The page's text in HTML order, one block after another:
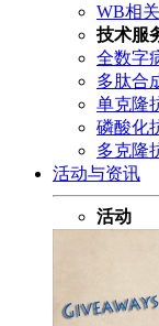
WB相
技术服
全数字
多肽合
单克隆
磷酸化
多克隆
活动与资讯
活动